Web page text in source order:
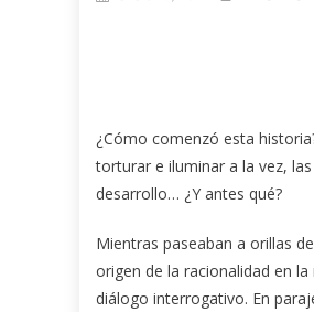
¿Cómo comenzó esta
torturar e iluminar a la vez,
desarrollo… ¿Y antes qué?
Mientras paseaban a orillas
origen de la racionalidad en
diálogo interrogativo. En